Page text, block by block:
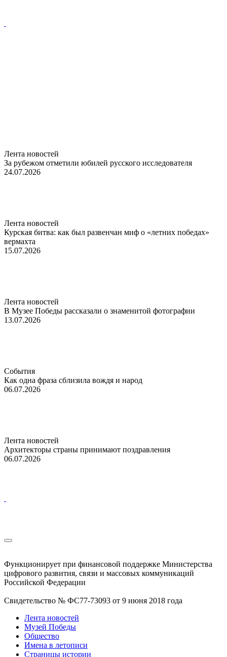
Лента новостей
За рубежом отметили юбилей русского исследователя
24.07.2026
Лента новостей
Курская битва: как был развенчан миф о «летних победах»
вермахта
15.07.2026
Лента новостей
В Музее Победы рассказали о знаменитой фотографии
13.07.2026
События
Как одна фраза сблизила вождя и народ
06.07.2026
Лента новостей
Архитекторы страны принимают поздравления
06.07.2026
Функционирует при финансовой поддержке Министерства
цифрового развития, связи и массовых коммуникаций
Российской Федерации
Свидетельство № ФС77-73093 от 9 июня 2018 года
Лента новостей
Музей Победы
Общество
Имена в летописи
Страницы истории